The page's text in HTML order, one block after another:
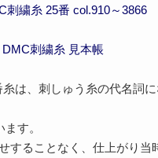
刺繍糸 25番 col.910～3866
DMC刺繍糸 見本帳
は、刺しゅう糸の代名詞に
す。
ることなく、仕上がり当